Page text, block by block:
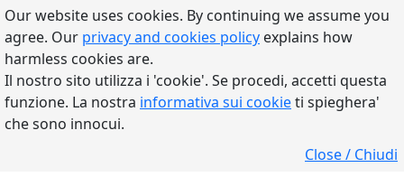
Our website uses cookies. By continuing we assume you
agree. Our privacy and cookies policy explains how
harmless cookies are.
Il nostro sito utilizza i 'cookie'. Se procedi, accetti questa
funzione. La nostra informativa sui cookieti spieghera'
che sono innocui.
Close / Chiudi